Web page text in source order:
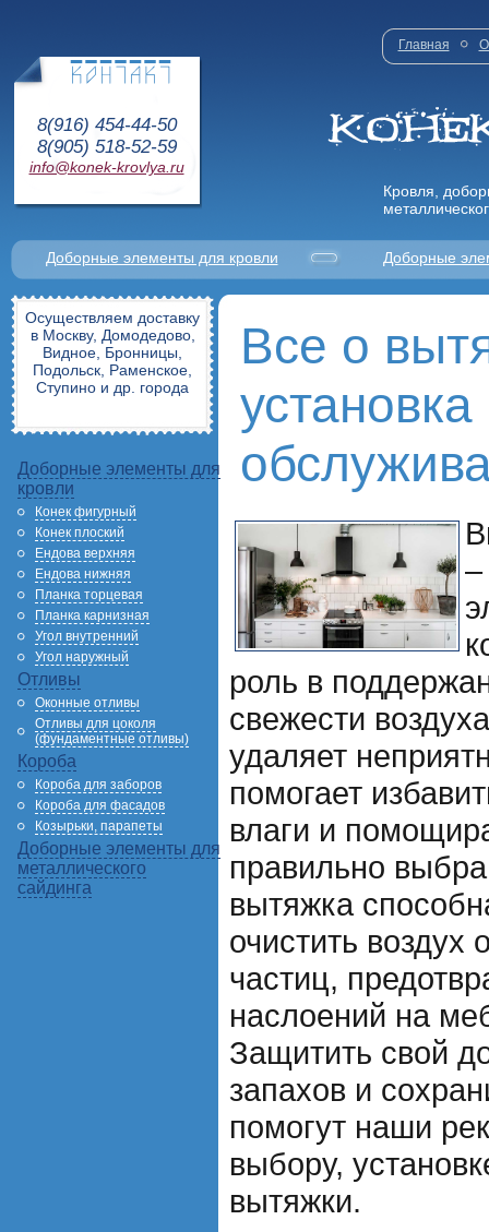
8(916) 454-44-50
8(905) 518-52-59
info@konek-krovlya.ru
Главная О
Кровля,
Доборные элементы для кровли Доборные
Осуществляем доставку
в Москву, Домодедово,
Видное, Бронницы,
Подольск, Раменское,
Ступино и др. города
Доборные элементы для
кровли
Конек фигурный
Конек плоский
Ендова верхняя
Ендова нижняя
Планка торцевая
Планка карнизная
Угол внутренний
Угол наружный
Отливы
Оконные отливы
Отливы для цоколя
(фундаментные отливы)
Короба
Короба для заборов
Короба для фасадов
Козырьки, парапеты
Доборные элементы для
металлического
сайдинга
Все о
установка
–
роль в
свежести
удаляет
помогает
влаги и
правильно
вытяжка
очистить
частиц,
наслоений на
Защитить свой
запахов и
помогут наши
выбору,
вытяжки.